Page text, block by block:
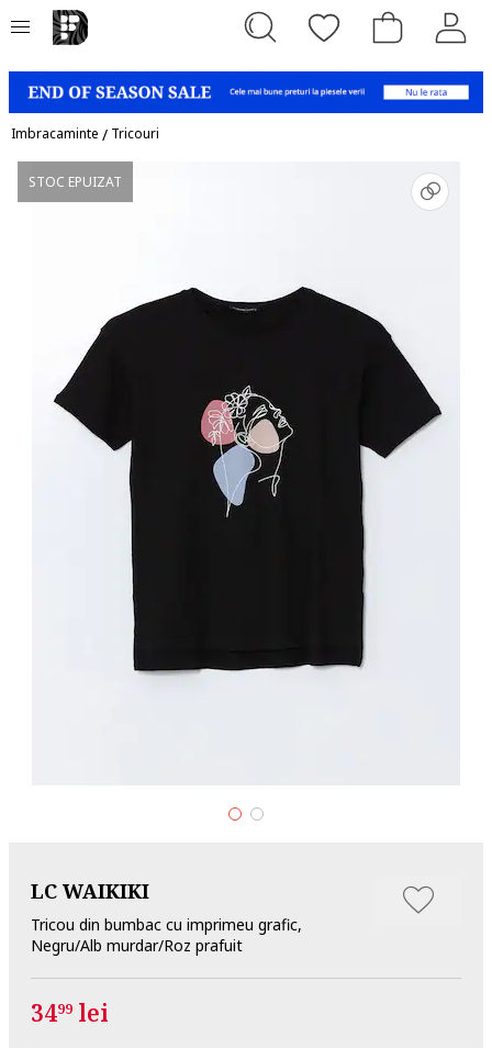
Imbracaminte / Tricouri
STOC EPUIZAT
LC WAIKIKI
Tricou din bumbac cu imprimeu grafic,
Negru/Alb murdar/Roz prafuit
3499 lei